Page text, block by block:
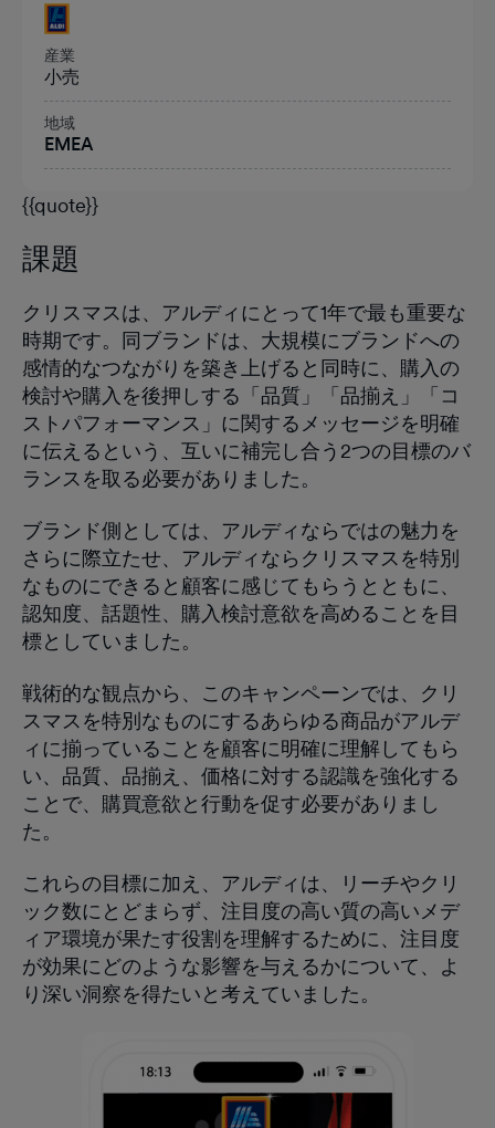
見出し
産業
小売
地域
EMEA
{{quote}}
課題
クリスマスは、アルディにとって1年で最も重要な
時期です。同ブランドは、大規模にブランドへの
感情的なつながりを築き上げると同時に、購入の
検討や購入を後押しする「品質」「品揃え」「コ
ストパフォーマンス」に関するメッセージを明確
に伝えるという、互いに補完し合う2つの目標のバ
ランスを取る必要がありました。
ブランド側としては、アルディならではの魅力を
さらに際立たせ、アルディならクリスマスを特別
なものにできると顧客に感じてもらうとともに、
認知度、話題性、購入検討意欲を高めることを目
標としていました。
戦術的な観点から、このキャンペーンでは、クリ
スマスを特別なものにするあらゆる商品がアルデ
ィに揃っていることを顧客に明確に理解してもら
い、品質、品揃え、価格に対する認識を強化する
ことで、購買意欲と行動を促す必要がありまし
た。
これらの目標に加え、アルディは、リーチやクリ
ック数にとどまらず、注目度の高い質の高いメデ
ィア環境が果たす役割を理解するために、注目度
が効果にどのような影響を与えるかについて、よ
り深い洞察を得たいと考えていました。